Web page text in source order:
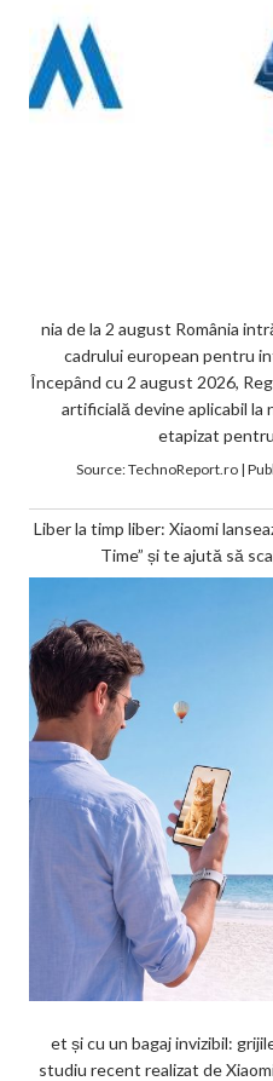
nia de la 2 august România
cadrului european pentru
Începând cu 2 august 2026,
artificială devine aplicabil la
etapizat
Source:TechnoReport.ro|
Liber la timp liber: Xiaomi
Time” și te ajută să
et și cu un bagaj invizibil:
studiu recent realizat de